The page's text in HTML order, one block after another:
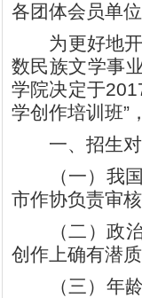
各团体会员单
为更好地开
数民族文学事
学院决定于
学创作培训班”
一、招生对
（一）我国
市作协负责审
（二）政治
创作上确有潜
（三）年龄